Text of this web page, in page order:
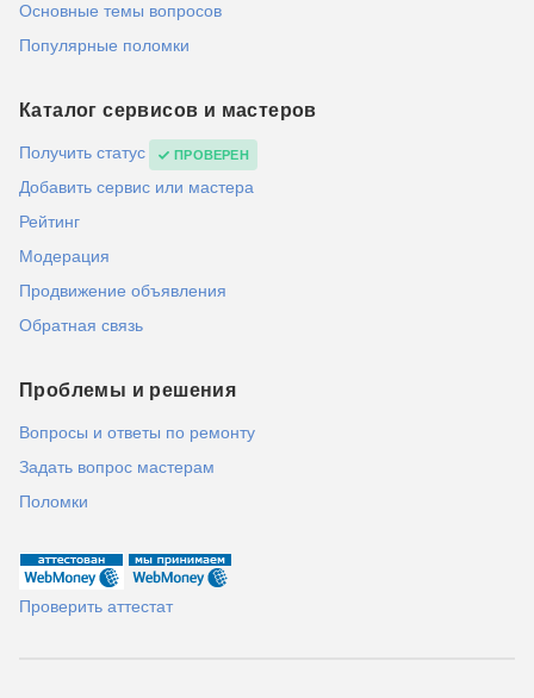
Основные темы вопросов
Популярные поломки
Каталог сервисов и мастеров
Получить статус ПРОВЕРЕН
Добавить сервис или мастера
Рейтинг
Модерация
Продвижение объявления
Обратная связь
Проблемы и решения
Вопросы и ответы по ремонту
Задать вопрос мастерам
Поломки
Проверить аттестат